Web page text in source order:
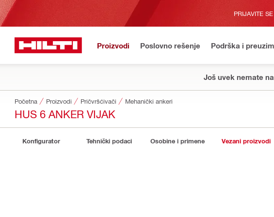
PRIJAVITE
Proizvodi Poslovno rešenje Podrška i
Još uvek nemate
Početna Proizvodi Pričvršćivači Mehanički ankeri
HUS 6 ANKER VIJAK
Konfigurator Tehnički podaci Osobine i primene Vezani proizvodi